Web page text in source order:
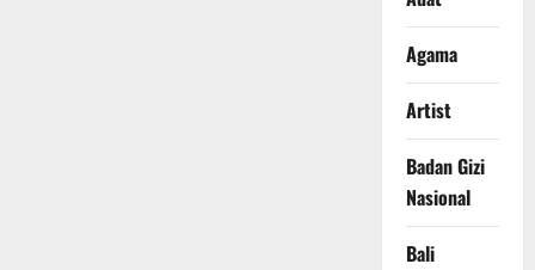
Agama
Artist
Badan Gizi
Nasional
Bali